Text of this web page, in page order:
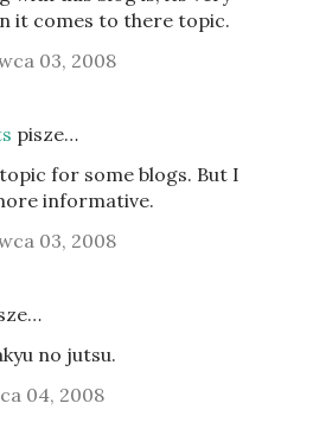
it comes to there topic.
03, 2008
pisze…
for some blogs. But I
informative.
03, 2008
no jutsu.
04, 2008